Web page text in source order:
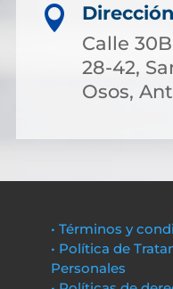

Calle
28-42,
Osos,
• Términos y
• Política de
Personales